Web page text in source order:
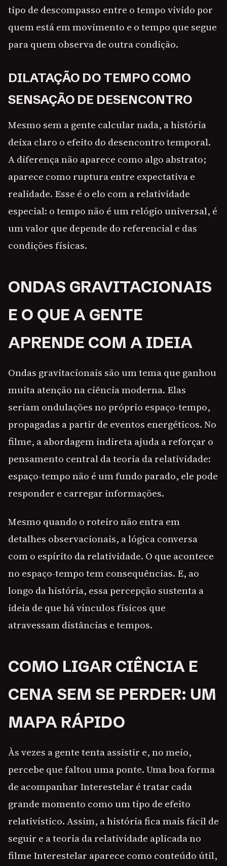
tipo de descompasso entre o tempo vivido por
quem está em movimento e o tempo que segue
para quem observa de outra condição.
DILATAÇÃO DO TEMPO COMO
SENSAÇÃO DE DESENCONTRO
Mesmo sem a gente calcular nada, a história
deixa claro o efeito do desencontro temporal.
A diferença não aparece como algo abstrato;
aparece como ruptura entre expectativa e
realidade. Esse é o elo com a relatividade
especial: o tempo não é um relógio universal, é
um valor que depende do referencial e das
condições físicas.
ONDAS GRAVITACIONAIS
E O QUE A GENTE
APRENDE COM A IDEIA
Ondas gravitacionais são um tema que ganhou
muita atenção na ciência moderna. Elas
seriam ondulações no próprio espaço-tempo,
propagadas a partir de eventos energéticos. No
filme, a abordagem indireta ajuda a reforçar o
pensamento central da teoria da relatividade:
espaço-tempo não é um fundo parado, ele pode
responder e carregar informações.
Mesmo quando o roteiro não entra em
detalhes observacionais, a lógica conversa
com o espírito da relatividade. O que acontece
no espaço-tempo tem consequências. E, ao
longo da história, essa percepção sustenta a
ideia de que há vínculos físicos que
atravessam distâncias e tempos.
COMO LIGAR CIÊNCIA E
CENA SEM SE PERDER: UM
MAPA RÁPIDO
Às vezes a gente tenta assistir e, no meio,
percebe que faltou uma ponte. Uma boa forma
de acompanhar Interestelar é tratar cada
grande momento como um tipo de efeito
relativístico. Assim, a história fica mais fácil de
seguir e a teoria da relatividade aplicada no
filme Interestelar aparece como conteúdo útil,